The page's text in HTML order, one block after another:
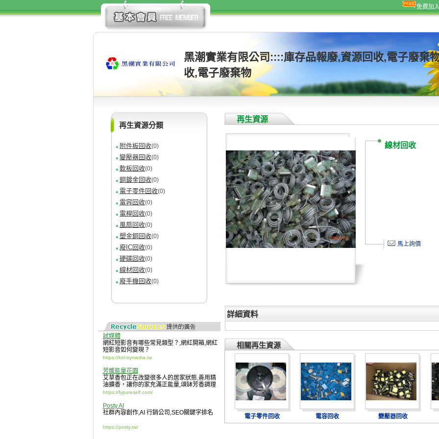
免費加
黑潮實業有限公司::::庫存品報廢,資源回收,電子廢棄
收,電子廢棄物
再生資源分類
附件板回收(0)
變壓器回收(0)
軟板回收(0)
銅鍍金回收(0)
電子零件回收(0)
電容回收(0)
電桿回收(0)
風扇回收(0)
塑金銅回收(0)
廢IC回收(0)
硬碟回收(0)
線材回收(0)
廢手機回收(0)
試媒體
網紅短影音有哪些常見類型？ ,網紅開箱,網紅
短影音如何變現？
https://kol-trymedia.tw
芳媛能量花園
艾草香包正在改變很多人的居家狀態,善用精
油擴香，讓你的家充滿正能量,頌缽芳香調理
https://fypureself.com/
Posty AI
社群內容創作,AI 行銷公司 ,SEO關鍵字排名
https://posty.tw/
再生資源
線材回收
馬上詢價
詳細資料
相關再生資源
電子零件回收 電容回收 變壓器回收